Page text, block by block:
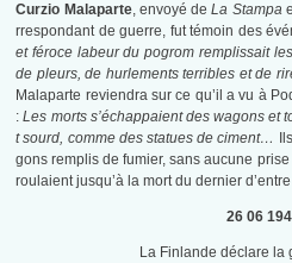
Curzio Malaparte, envoyé deLa Stampa
rrespondant de guerre, fut témoin des
et féroce labeur du pogrom remplissait
de pleurs, de hurlements terribles et de
Malaparte reviendra sur ce qu’il a vu à
:Les morts s’échappaient des wagons et
t sourd, comme des statues de ciment…
gons remplis de fumier, sans aucune
roulaient jusqu’à la mort du dernier
26 06
La Finlande déclare la